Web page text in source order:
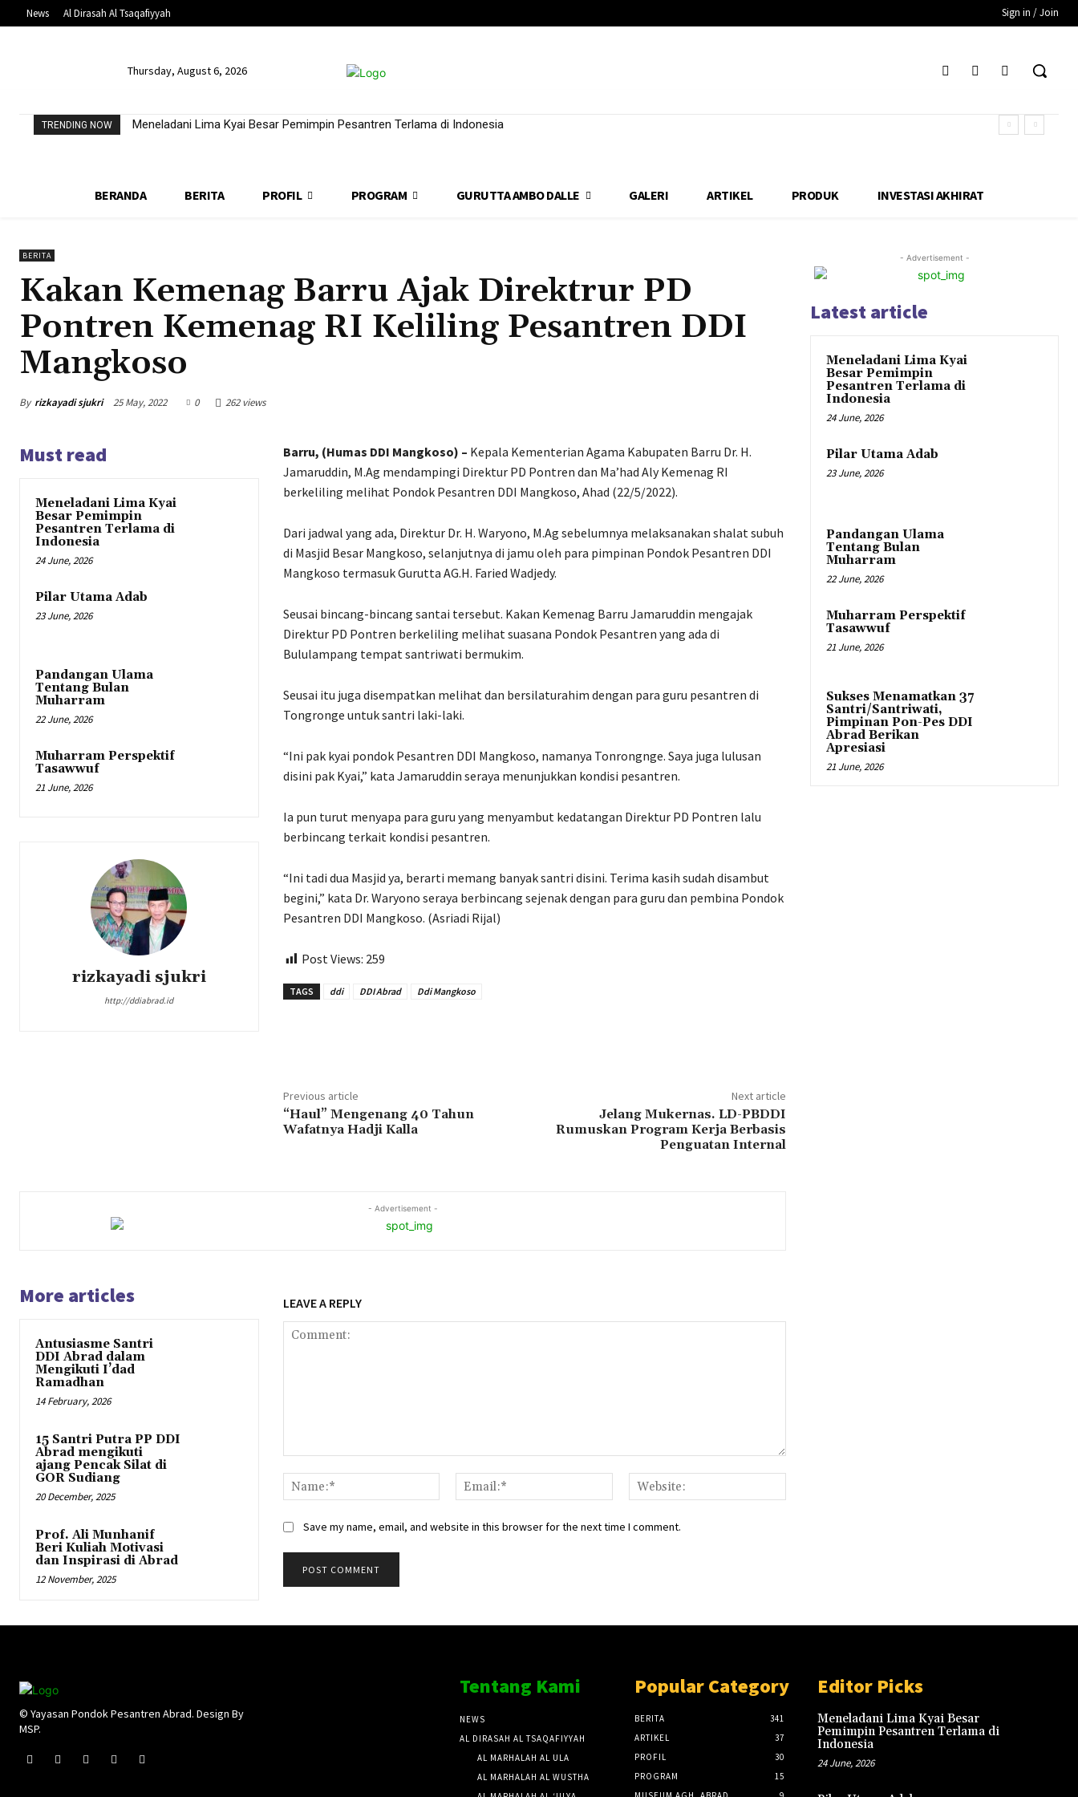
News Al Dirasah Al Tsaqafiyyah Sign in / Join
Thursday, August 6, 2026
TRENDING NOW Meneladani Lima Kyai Besar Pemimpin Pesantren Terlama di Indonesia
BERANDA BERITA PROFIL PROGRAM GURUTTA AMBO DALLE GALERI ARTIKEL PRODUK INVESTASI AKHIRAT
BERITA
Kakan Kemenag Barru Ajak Direktrur PD
Pontren Kemenag RI Keliling Pesantren DDI
Mangkoso
By rizkayadi sjukri 25 May, 2022 0 262 views
Must read
Meneladani Lima Kyai
Besar Pemimpin
Pesantren Terlama di
Indonesia
24 June, 2026
Pilar Utama Adab
23 June, 2026
Pandangan Ulama
Tentang Bulan
Muharram
22 June, 2026
Muharram Perspektif
Tasawwuf
21 June, 2026
rizkayadi sjukri
http://ddiabrad.id
Barru, (Humas DDI Mangkoso) – Kepala Kementerian Agama Kabupaten Barru Dr. H.
Jamaruddin, M.Ag mendampingi Direktur PD Pontren dan Ma’had Aly Kemenag RI
berkeliling melihat Pondok Pesantren DDI Mangkoso, Ahad (22/5/2022).
Dari jadwal yang ada, Direktur Dr. H. Waryono, M.Ag sebelumnya melaksanakan shalat subuh
di Masjid Besar Mangkoso, selanjutnya di jamu oleh para pimpinan Pondok Pesantren DDI
Mangkoso termasuk Gurutta AG.H. Faried Wadjedy.
Seusai bincang-bincang santai tersebut. Kakan Kemenag Barru Jamaruddin mengajak
Direktur PD Pontren berkeliling melihat suasana Pondok Pesantren yang ada di
Bululampang tempat santriwati bermukim.
Seusai itu juga disempatkan melihat dan bersilaturahim dengan para guru pesantren di
Tongronge untuk santri laki-laki.
“Ini pak kyai pondok Pesantren DDI Mangkoso, namanya Tonrongnge. Saya juga lulusan
disini pak Kyai,” kata Jamaruddin seraya menunjukkan kondisi pesantren.
Ia pun turut menyapa para guru yang menyambut kedatangan Direktur PD Pontren lalu
berbincang terkait kondisi pesantren.
“Ini tadi dua Masjid ya, berarti memang banyak santri disini. Terima kasih sudah disambut
begini,” kata Dr. Waryono seraya berbincang sejenak dengan para guru dan pembina Pondok
Pesantren DDI Mangkoso. (Asriadi Rijal)
Post Views: 259
TAGS ddi DDI Abrad Ddi Mangkoso
Previous article
“Haul” Mengenang 40 Tahun
Wafatnya Hadji Kalla
Next article
Jelang Mukernas. LD-PBDDI
Rumuskan Program Kerja Berbasis
Penguatan Internal
- Advertisement -
More articles
Antusiasme Santri
DDI Abrad dalam
Mengikuti I’dad
Ramadhan
14 February, 2026
15 Santri Putra PP DDI
Abrad mengikuti
ajang Pencak Silat di
GOR Sudiang
20 December, 2025
Prof. Ali Munhanif
Beri Kuliah Motivasi
dan Inspirasi di Abrad
12 November, 2025
LEAVE A REPLY
Name:*
Email:*
Save my name, email, and website in this browser for the next time I comment.
- Advertisement -
Latest article
Meneladani Lima Kyai
Besar Pemimpin
Pesantren Terlama di
Indonesia
24 June, 2026
Pilar Utama Adab
23 June, 2026
Pandangan Ulama
Tentang Bulan
Muharram
22 June, 2026
Muharram Perspektif
Tasawwuf
21 June, 2026
Sukses Menamatkan 37
Santri/Santriwati,
Pimpinan Pon-Pes DDI
Abrad Berikan
Apresiasi
21 June, 2026
© Yayasan Pondok Pesantren Abrad. Design By
MSP.
Tentang Kami
NEWS
AL DIRASAH AL TSAQAFIYYAH
AL MARHALAH AL ULA
AL MARHALAH AL WUSTHA
Popular Category
BERITA
341
ARTIKEL
37
PROFIL
30
PROGRAM
15
Editor Picks
Meneladani Lima Kyai Besar
Pemimpin Pesantren Terlama di
Indonesia
24 June, 2026